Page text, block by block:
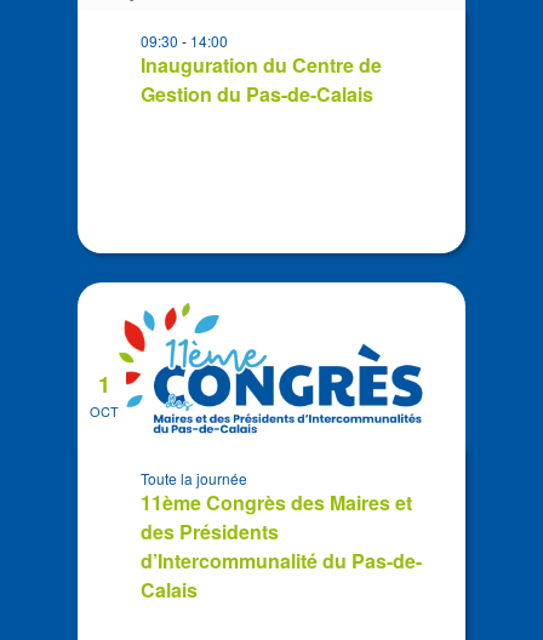
Photo
ViewInauguration du Centre de
Gestion du Pas-de-Calais
09:30- 14:00
OCT
1
11ème Congrès des Maires et
des Présidents
d’Intercommunalité du Pas-de-
Calais
Toute la journée